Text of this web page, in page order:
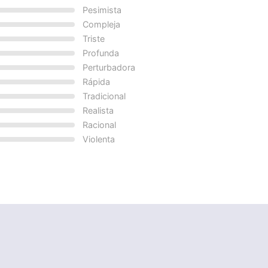
Pesimista
Compleja
Triste
Profunda
Perturbadora
Rápida
Tradicional
Realista
Racional
Violenta